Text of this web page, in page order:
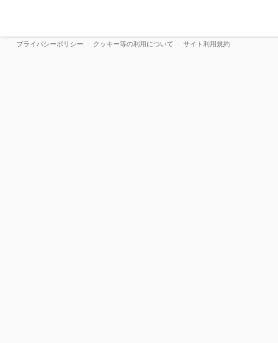
プライバシーポリシー クッキー等の利用について サイト利用規約